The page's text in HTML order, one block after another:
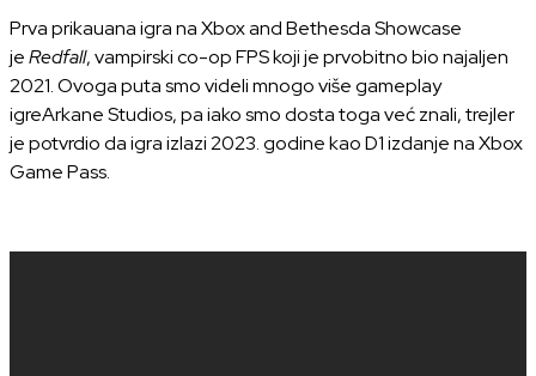
Prva prikauana igra na Xbox and Bethesda Showcase
jeRedfall, vampirski co-op FPS koji je prvobitno bio najaljen
2021. Ovoga puta smo videli mnogo više gameplay
igreArkane Studios, pa iako smo dosta toga već znali, trejler
je potvrdio da igra izlazi 2023. godine kao D1 izdanje na Xbox
Game Pass.